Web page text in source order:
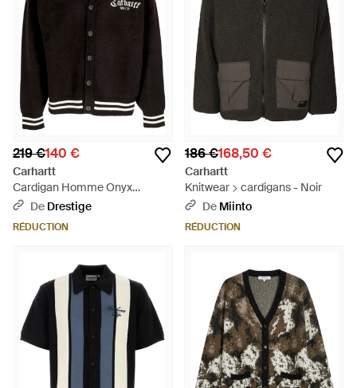
219 €140 €
Carhartt
Cardigan Homme Onyx
Cardigan Noir/Cire - Noir
De Drestige
RÉDUCTION
186 €168,50 €
Carhartt
Knitwear > cardigans - Noir
De Miinto
RÉDUCTION